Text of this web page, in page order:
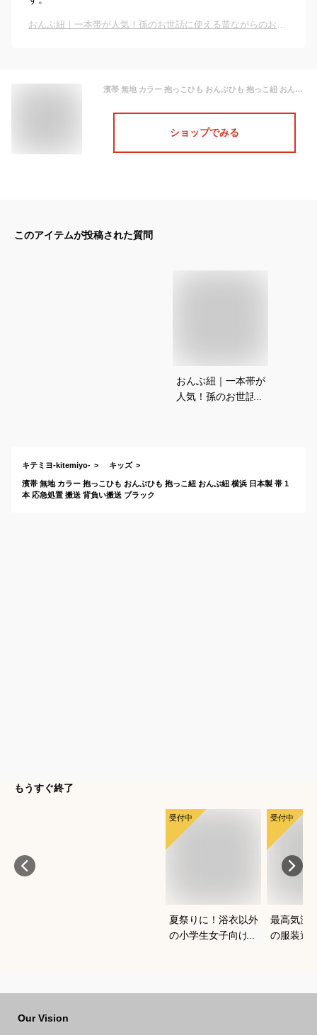
おんぶ紐｜一本帯が人気！孫のお世話に使える昔ながらのおんぶ紐のおすすめは？
濱帯 無地 カラー 抱っこひも おんぶひも 抱っこ紐 おんぶ紐 横浜 日本製 帯 1本 応急処置 搬送 背負い搬送 ブラック
ショップでみる
このアイテムが投稿された質問
おんぶ紐｜一本帯が
人気！孫のお世話に
キテミヨ-kitemiyo- キッズ
濱帯 無地 カラー 抱っこひも おんぶひも 抱っこ紐 おんぶ紐 横浜 日本製 帯 1
本 応急処置 搬送 背負い搬送 ブラック
もうすぐ終了
受付中
夏祭りに！浴衣以外
の小学生女子向け服
受付中
最高気温
の服装選
Our Vision